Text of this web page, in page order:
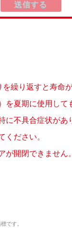
繰り返すと寿命
を夏期に使用して
に不具合症状があ
ください。
が開閉できません
です。